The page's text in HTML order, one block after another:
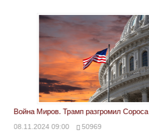
Война Миров. Трамп разгромил Сороса
08.11.2024 09:00 50969